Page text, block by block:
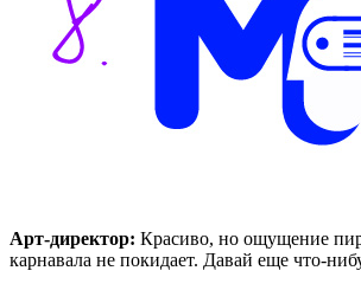
Арт-директор: Красиво, но ощущение
карнавала не покидает. Давай еще что-